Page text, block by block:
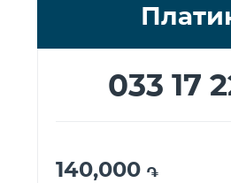
033 17
140,000 ֏